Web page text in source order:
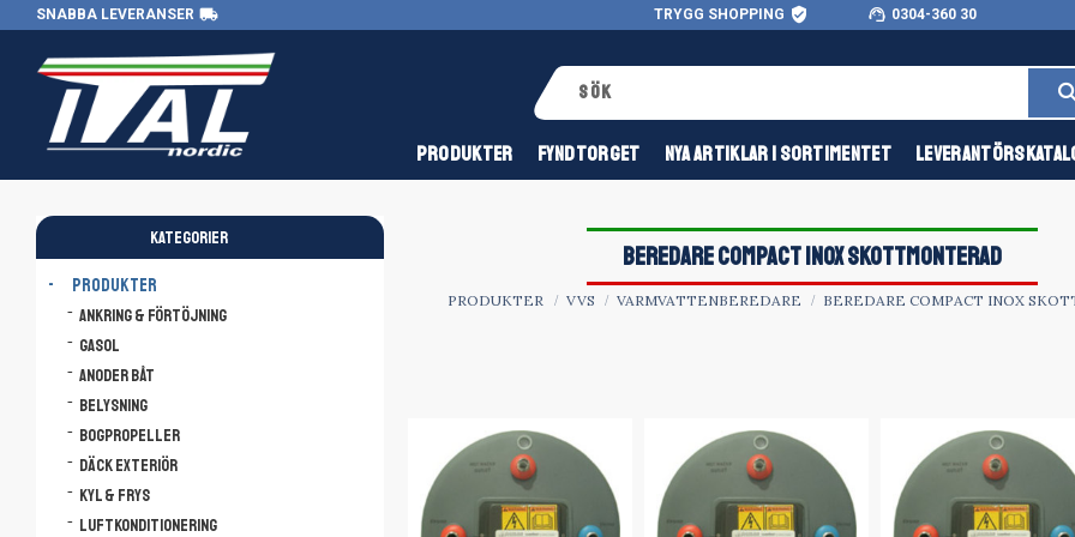
SNABBA LEVERANSER local_shipping TRYGG SHOPPING verified_user support_agent 0304-360 30
PRODUKTER FYNDTORGET NYA ARTIKLAR I SORTIMENTET
BEREDARE COMPACT INOX SKOTTMONTERAD
PRODUKTER VVS VARMVATTENBEREDARE BEREDARE COMPACT INOX
KATEGORIER
PRODUKTER
Ankring & Förtöjning
Gasol
Anoder båt
Belysning
Bogpropeller
Däck Exteriör
Kyl & Frys
Luftkonditionering